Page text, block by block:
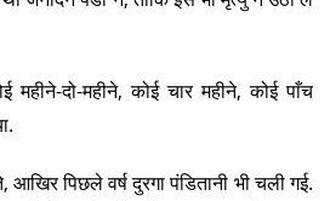
महीने-दो-महीने, कोई चार महीने, कोई पाँच
पिछले वर्ष दुरगा पंडितानी भी चली गई.